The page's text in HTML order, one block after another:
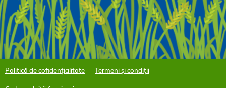
Politică de cofidențialitate Termeni și condiții